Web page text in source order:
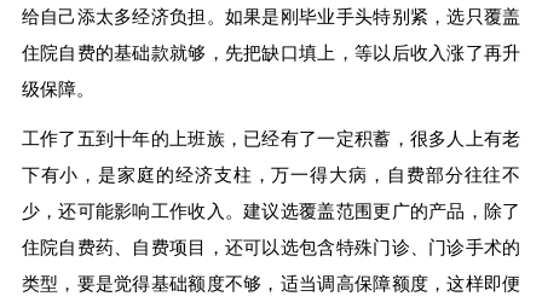
给自己添太多经济负担。如果是刚毕业手头特别紧，选只覆盖
住院自费的基础款就够，先把缺口填上，等以后收入涨了再升
级保障。
工作了五到十年的上班族，已经有了一定积蓄，很多人上有老
下有小，是家庭的经济支柱，万一得大病，自费部分往往不
少，还可能影响工作收入。建议选覆盖范围更广的产品，除了
住院自费药、自费项目，还可以选包含特殊门诊、门诊手术的
类型，要是觉得基础额度不够，适当调高保障额度，这样即便